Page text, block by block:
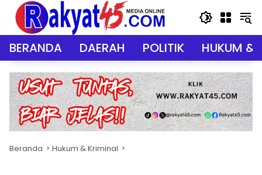
Langsung
konten
BERANDA DAERAH POLITIK HUKUM &
Beranda Hukum & Kriminal